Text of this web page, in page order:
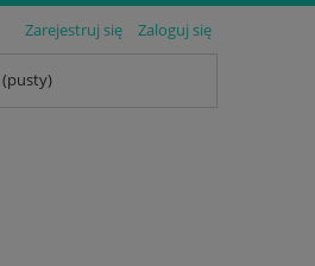
Zarejestruj się Zaloguj się
(pusty)